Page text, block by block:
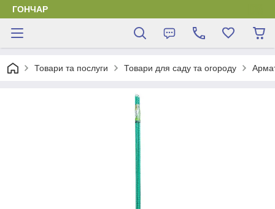
ГОНЧАР
Товари та послуги Товари для саду та огороду